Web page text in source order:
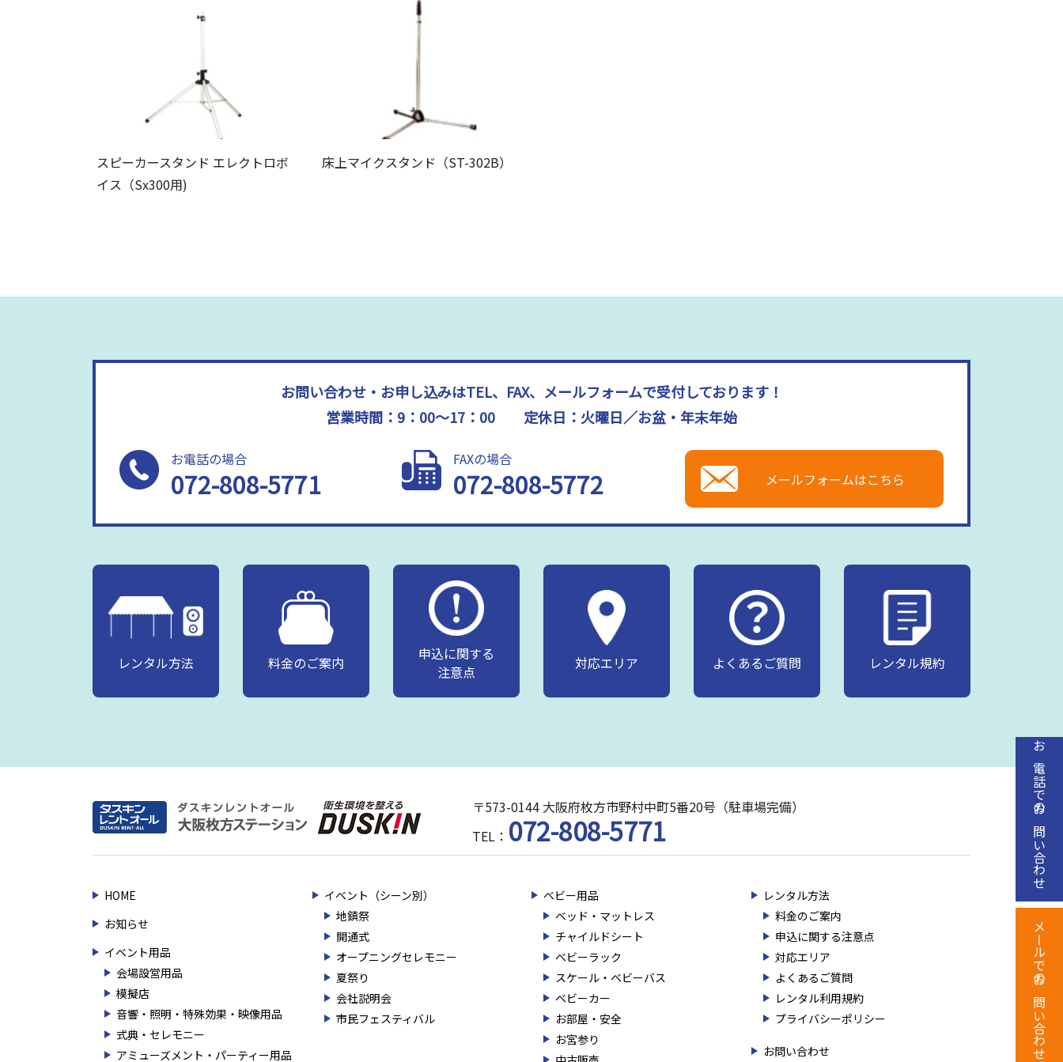
スピーカースタンド エレクトロボ
イス（Sx300用)
床上マイクスタンド（ST-302B）
お問い合わせ・お申し込みはTEL、FAX、メールフォームで受付しております！
営業時間：9：00～17：00 定休日：火曜日／お盆・年末年始
お電話の場合
072-808-5771
FAXの場合
072-808-5772 メールフォームはこちら
レンタル方法 料金のご案内
申込に関する
注意点
対応エリア よくあるご質問 レンタル規約
〒573-0144 大阪府枚方市野村中町5番20号（駐車場完備）
TEL： 072-808-5771
HOME
お知らせ
イベント用品
会場設営用品
模擬店
音響・照明・特殊効果・映像用品
式典・セレモニー
アミューズメント・パーティー用品
イベント（シーン別）
地鎮祭
開通式
オープニングセレモニー
夏祭り
会社説明会
市民フェスティバル
ベビー用品
ベッド・マットレス
チャイルドシート
ベビーラック
スケール・ベビーバス
ベビーカー
お部屋・安全
お宮参り
レンタル方法
料金のご案内
申込に関する注意点
対応エリア
よくあるご質問
レンタル利用規約
プライバシーポリシー
お問い合わせ
お電話でのお問い合わせ
メールでのお問い合わせ